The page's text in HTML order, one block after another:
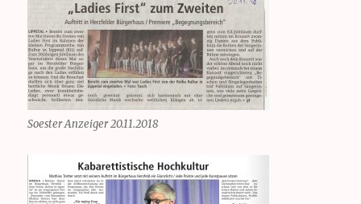
Soester Anzeiger 20.11.2018